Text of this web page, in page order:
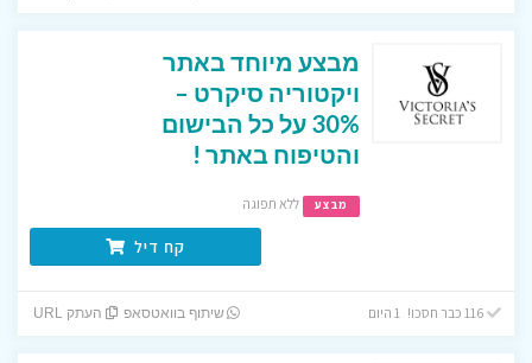
מבצע מיוחד באתר
ויקטוריה סיקרט –
30% על כל הבישום
והטיפוח באתר !
מבצע ללא תפוגה
קח דיל
116 כבר חסכו! 1 היום שיתוף בוואטסאפ העתק URL